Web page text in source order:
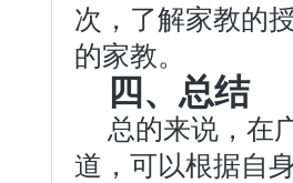
次，了解家教的
的家教。
四、总结
总的来说，在
道，可以根据自